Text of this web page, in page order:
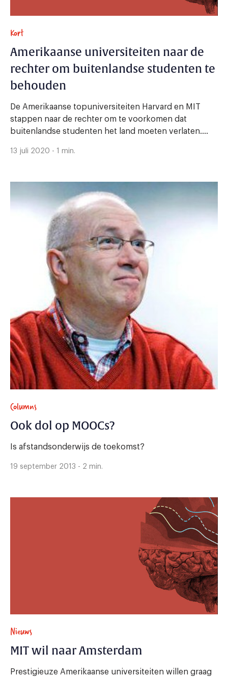
Kort
Amerikaanse universiteiten naar de
rechter om buitenlandse studenten te
behouden
De Amerikaanse topuniversiteiten Harvard en MIT
stappen naar de rechter om te voorkomen dat
buitenlandse studenten het land moeten verlaten....
13 juli 2020 - 1 min.
Columns
Ook dol op MOOCs?
Is afstandsonderwijs de toekomst?
19 september 2013 - 2 min.
Nieuws
MIT wil naar Amsterdam
Prestigieuze Amerikaanse universiteiten willen graag